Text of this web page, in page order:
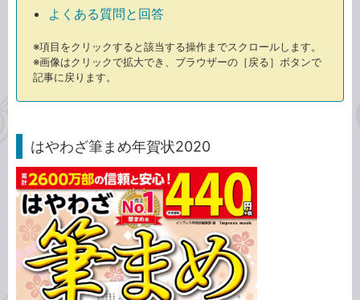
よくある質問と回答
※項目をクリックすると該当する操作までスクロールします。
※画像はクリックで拡大でき、ブラウザーの［戻る］ボタンで
記事に戻ります。
はやわざ筆まめ年賀状2020